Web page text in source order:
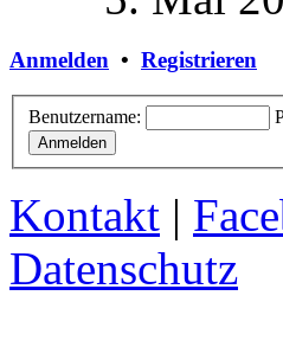
Anmelden • Registrieren
Benutzername:
Kontakt |
Datenschutz